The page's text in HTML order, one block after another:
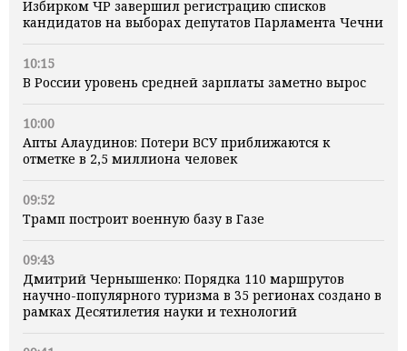
Избирком ЧР завершил регистрацию списков
кандидатов на выборах депутатов Парламента Чечни
10:15
В России уровень средней зарплаты заметно вырос
10:00
Апты Алаудинов: Потери ВСУ приближаются к
отметке в 2,5 миллиона человек
09:52
Трамп построит военную базу в Газе
09:43
Дмитрий Чернышенко: Порядка 110 маршрутов
научно-популярного туризма в 35 регионах создано в
рамках Десятилетия науки и технологий